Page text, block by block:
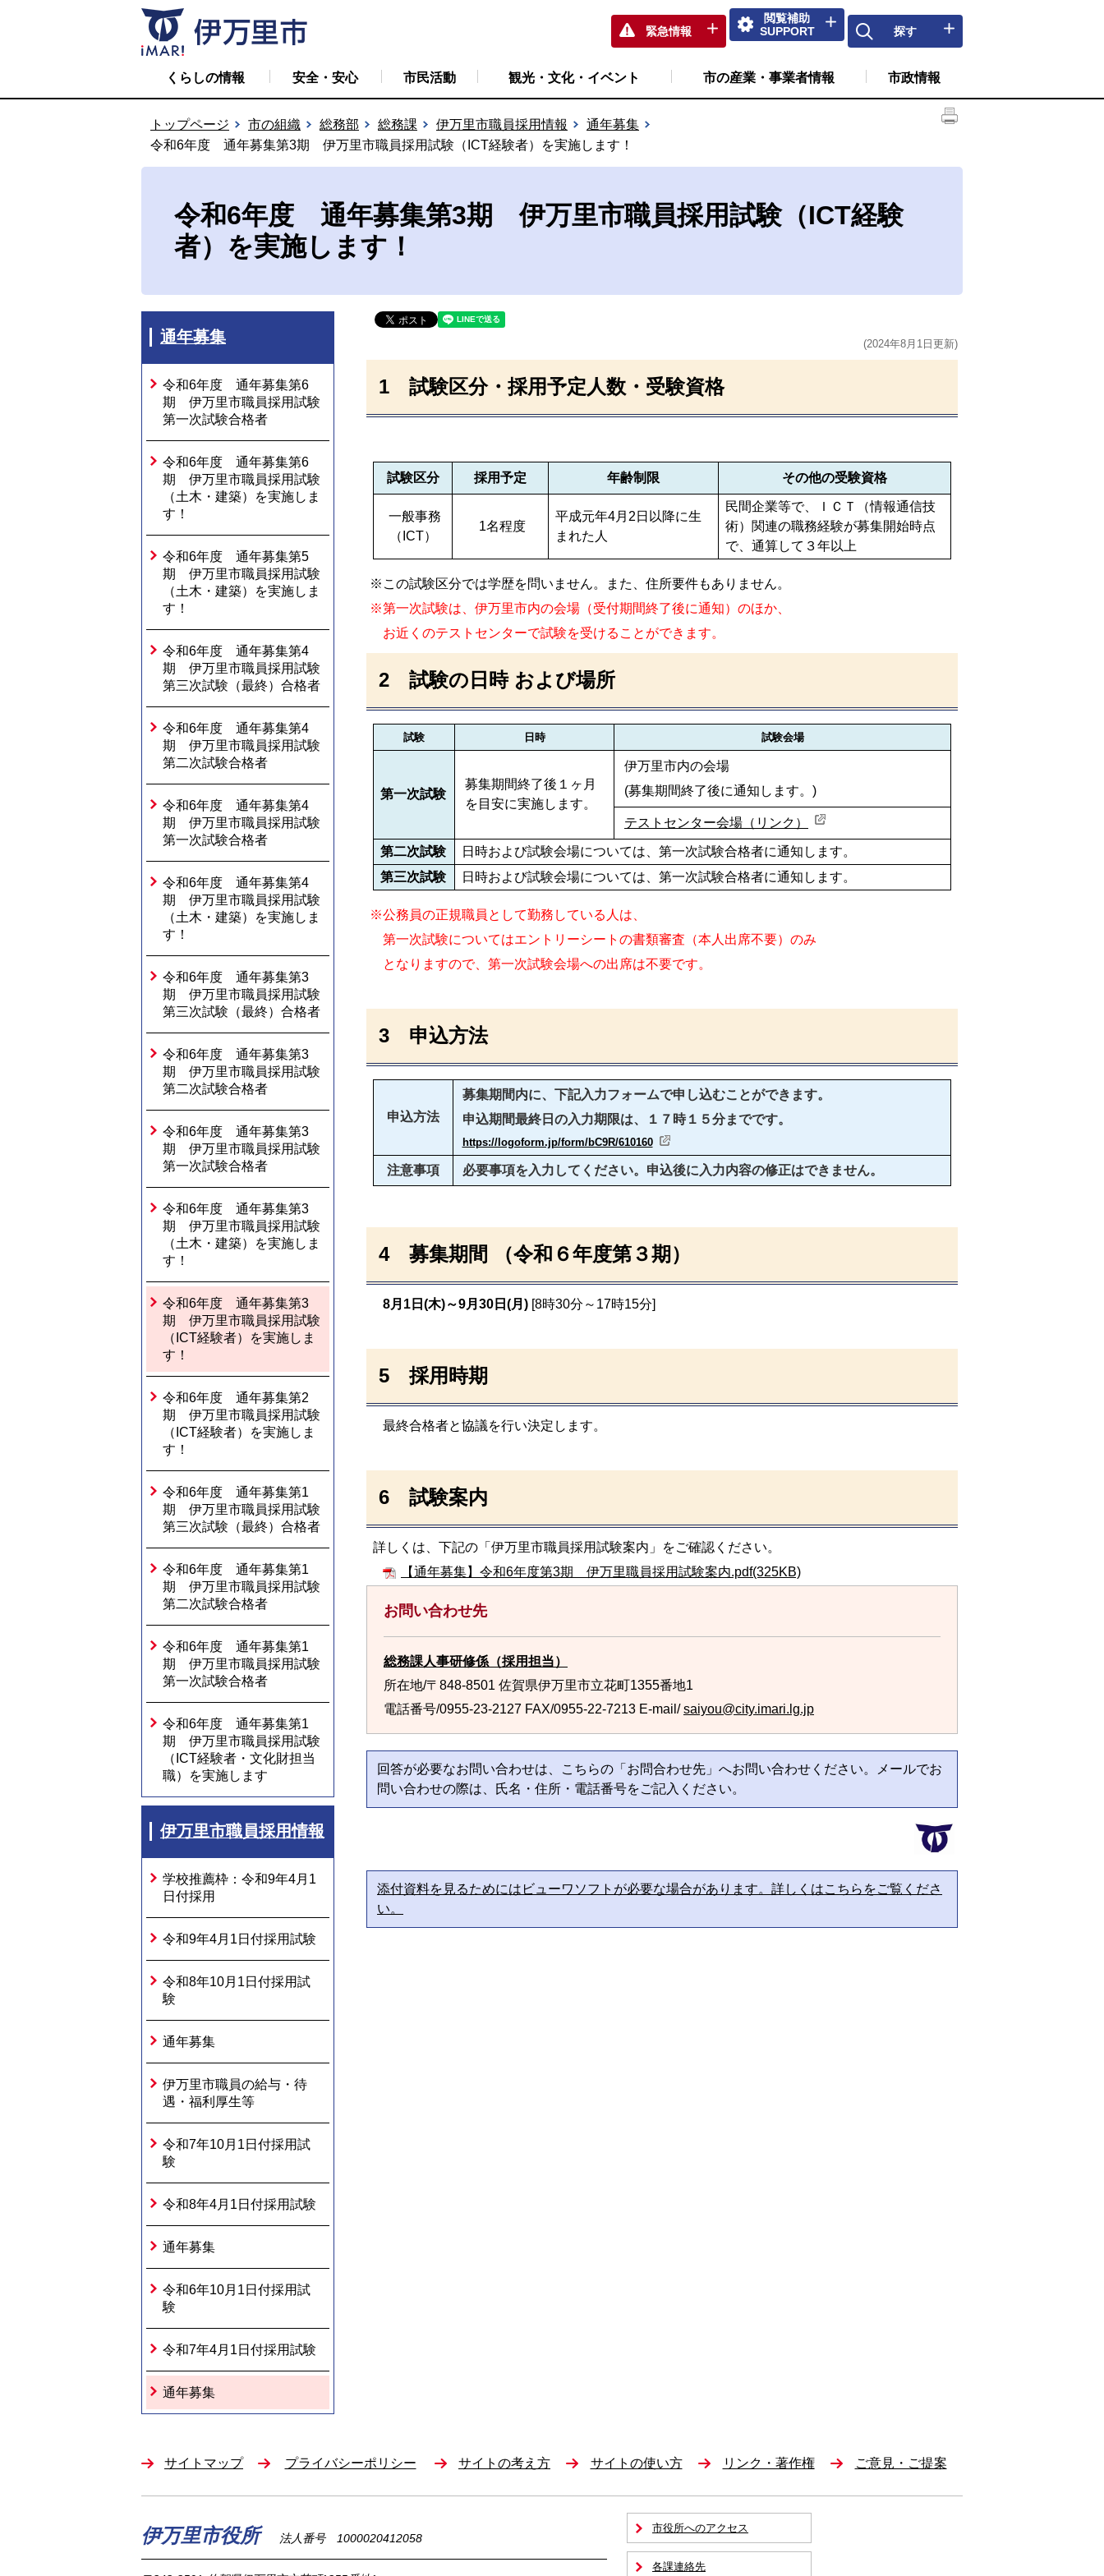
緊急情報
閲覧補助
SUPPORT
探す
くらしの情報 安全・安心 市民活動 観光・文化・イベント 市の産業・事業者情報 市政情報
トップページ 市の組織 総務部 総務課 伊万里市職員採用情報
通年募集
令和6年度 通年募集第3期 伊万里市職員採用試験（ICT経験者）を実施します！
令和6年度 通年募集第3期 伊万里市職員採用試験（ICT経験
者）を実施します！
通年募集
令和6年度 通年募集第6
期 伊万里市職員採用試験
第一次試験合格者
令和6年度 通年募集第6
期 伊万里市職員採用試験
（土木・建築）を実施しま
す！
令和6年度 通年募集第5
期 伊万里市職員採用試験
（土木・建築）を実施しま
す！
令和6年度 通年募集第4
期 伊万里市職員採用試験
第三次試験（最終）合格者
令和6年度 通年募集第4
期 伊万里市職員採用試験
第二次試験合格者
令和6年度 通年募集第4
期 伊万里市職員採用試験
第一次試験合格者
令和6年度 通年募集第4
期 伊万里市職員採用試験
（土木・建築）を実施しま
す！
令和6年度 通年募集第3
期 伊万里市職員採用試験
第三次試験（最終）合格者
令和6年度 通年募集第3
期 伊万里市職員採用試験
第二次試験合格者
令和6年度 通年募集第3
期 伊万里市職員採用試験
第一次試験合格者
令和6年度 通年募集第3
期 伊万里市職員採用試験
（土木・建築）を実施しま
す！
令和6年度 通年募集第3
期 伊万里市職員採用試験
（ICT経験者）を実施しま
す！
令和6年度 通年募集第2
期 伊万里市職員採用試験
（ICT経験者）を実施しま
す！
令和6年度 通年募集第1
期 伊万里市職員採用試験
第三次試験（最終）合格者
令和6年度 通年募集第1
期 伊万里市職員採用試験
第二次試験合格者
令和6年度 通年募集第1
期 伊万里市職員採用試験
第一次試験合格者
令和6年度 通年募集第1
期 伊万里市職員採用試験
（ICT経験者・文化財担当
職）を実施します
伊万里市職員採用情報
学校推薦枠：令和9年4月1
日付採用
令和9年4月1日付採用試験
令和8年10月1日付採用試
験
通年募集
伊万里市職員の給与・待
遇・福利厚生等
令和7年10月1日付採用試
験
令和8年4月1日付採用試験
通年募集
令和6年10月1日付採用試
験
令和7年4月1日付採用試験
通年募集
(2024年8月1日更新)
1 試験区分・採用予定人数・受験資格
試験区分 採用予定 年齢制限 その他の受験資格
一般事務
（ICT）
1名程度
平成元年4月2日以降に生
まれた人
民間企業等で、ＩＣＴ（情報通信技
術）関連の職務経験が募集開始時点
で、通算して３年以上
※この試験区分では学歴を問いません。また、住所要件もありません。
※第一次試験は、伊万里市内の会場（受付期間終了後に通知） のほか、
お近くのテストセンターで試験を受けることができます。
2 試験の日時 および場所
試験 日時 試験会場
第一次試験
募集期間終了後１ヶ月
を目安に実施します。
伊万里市内の会場
(募集期間終了後に通知します。)
テストセンター会場（リンク）
第二次試験
日時および試験会場については、第一次試験合格者に通知します。
第三次試験
日時および試験会場については、第一次試験合格者に通知します。
※公務員の正規職員として勤務している人は、
第一次試験についてはエントリーシートの書類審査（本人出席不要）のみ
となりますので、第一次試験会場への出席は不要です。
3 申込方法
申込方法
募集期間内に、下記入力フォームで申し込むことができます。
申込期間最終日の入力期限は、１７時１５分までです。
https://logoform.jp/form/bC9R/610160
注意事項 必要事項を入力してください。 申込後に入力内容の修正はできません。
4 募集期間 （令和６年度第３期）
8月1 日(木)～9月30日(月) [8時30分～17時15分]
5 採用時期
最終合格者と協議を行い決定します。
6 試験案内
詳しくは、下記の「伊万里市職員採用試験案内」をご確認ください。
【通年募集】令和6年度第3期 伊万里職員採用試験案内.pdf(325KB)
お問い合わせ先
総務課人事研修係（採用担当）
所在地/〒848-8501 佐賀県伊万里市立花町1355番地1
電話番号/0955-23-2127 FAX/0955-22-7213 E-mail/saiyou@city.imari.lg.jp
回答が必要なお問い合わせは、こちらの「お問合わせ先」へお問い合わせください。メールでお
問い合わせの際は、氏名・住所・電話番号をご記入ください。
添付資料を見るためにはビューワソフトが必要な場合があります。詳しくはこちらをご覧くださ
い。
サイトマップ プライバシーポリシー サイトの考え方 サイトの使い方 リンク・著作権 ご意見・ご提案
伊万里市役所 法人番号 1000020412058
市役所へのアクセス
各課連絡先